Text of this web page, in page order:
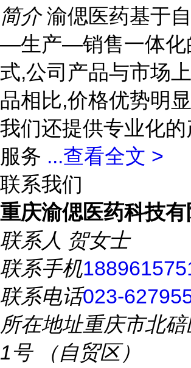
简介 渝偲医药基于
—生产—销售一体化
式,公司产品与市场
品相比,价格优势明
我们还提供专业化的
服务 ...查看全文 >
联系我们
重庆渝偲医药科技有
联系人 贺女士
联系手机
联系电话023-
所在地址重庆市北
1号 （自贸区）